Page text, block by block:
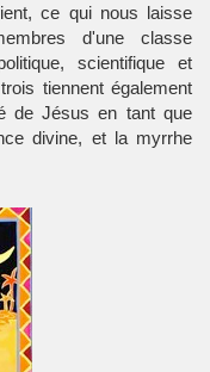
ce qui nous laisse
d'une classe
scientifique et
tiennent également
de Jésus en tant que
divine, et la myrrhe